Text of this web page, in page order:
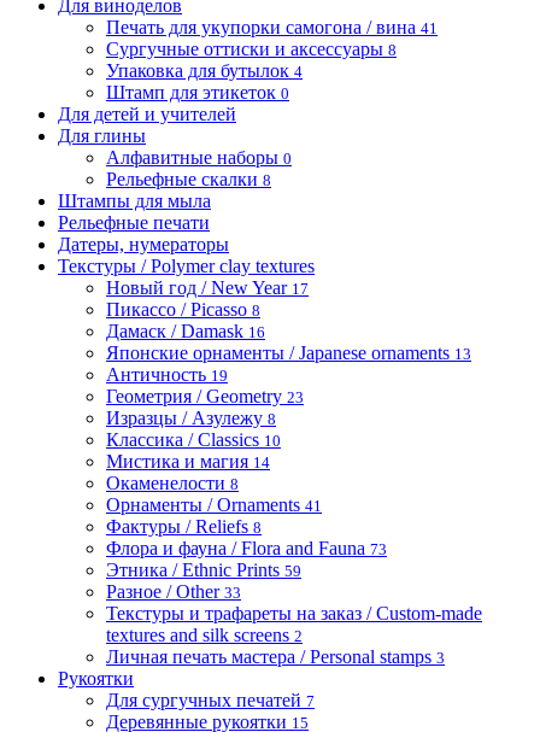
Для виноделов
Печать для укупорки самогона / вина 41
Сургучные оттиски и аксессуары 8
Упаковка для бутылок 4
Штамп для этикеток 0
Для детей и учителей
Для глины
Алфавитные наборы 0
Рельефные скалки 8
Штампы для мыла
Рельефные печати
Датеры, нумераторы
Текстуры / Polymer clay textures
Новый год / New Year 17
Пикассо / Picasso 8
Дамаск / Damask 16
Японские орнаменты / Japanese ornaments 13
Античность 19
Геометрия / Geometry 23
Изразцы / Азулежу 8
Классика / Classics 10
Мистика и магия 14
Окаменелости 8
Орнаменты / Ornaments 41
Фактуры / Reliefs 8
Флора и фауна / Flora and Fauna 73
Этника / Ethnic Prints 59
Разное / Other 33
Текстуры и трафареты на заказ / Custom-made
textures and silk screens 2
Личная печать мастера / Personal stamps 3
Рукоятки
Для сургучных печатей 7
Деревянные рукоятки 15